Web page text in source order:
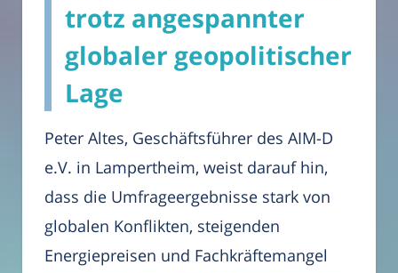
trotz angespannter
globaler geopolitischer
Lage
Peter Altes, Geschäftsführer des AIM-D
e.V. in Lampertheim, weist darauf hin,
dass die Umfrageergebnisse stark von
globalen Konflikten, steigenden
Energiepreisen und Fachkräftemangel